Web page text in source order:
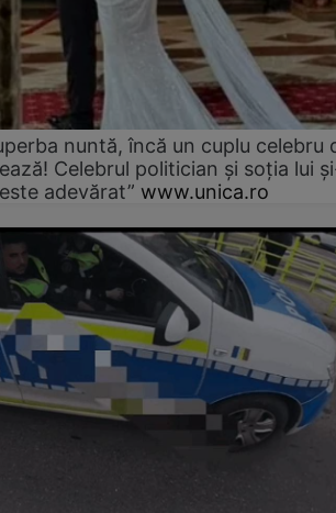
nuntă, încă un cuplu celebru
Celebrul politician și soția lui
adevărat” www.unica.ro